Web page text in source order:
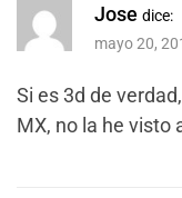
Jose dice:
mayo 20,
Si es 3d de
MX, no la he visto